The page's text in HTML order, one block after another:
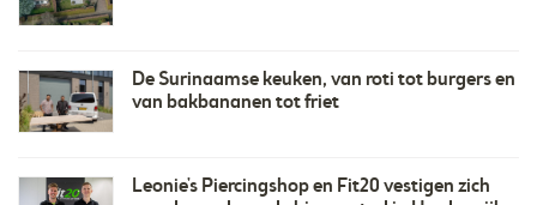
De Surinaamse keuken, van roti tot burgers en
van bakbananen tot friet
Leonie's Piercingshop en Fit20 vestigen zich